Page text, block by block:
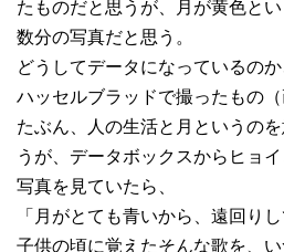
たものだと思うが、月が黄色と
数分の写真だと思う。
どうしてデータになっているの
ハッセルブラッドで撮ったもの（
たぶん、人の生活と月というの
うが、データボックスからヒョ
写真を見ていたら、
「月がとても青いから、遠回り
子供の頃に覚えたそんな歌を、